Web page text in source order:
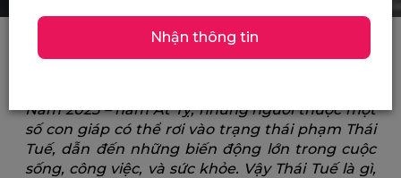
Nhận thông tin
Năm 2025 tuổi nào phạm Thái Tuế? Tìm hiểu và
Năm 2025 – năm Ất Tỵ, những người thuộc một
số con giáp có thể rơi vào trạng thái phạm Thái
Tuế, dẫn đến những biến động lớn trong cuộc
sống, công việc, và sức khỏe. Vậy Thái Tuế là gì,